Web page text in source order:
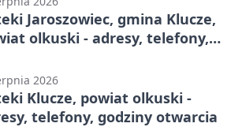
Jaroszowiec, gmina Klucze,
olkuski - adresy, telefony,
2026
Klucze, powiat olkuski -
telefony, godziny otwarcia